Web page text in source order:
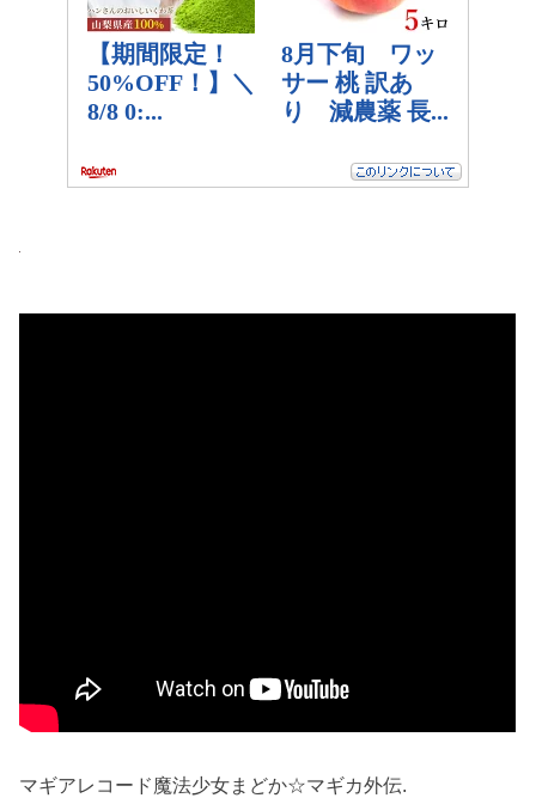
マギアレコード魔法少女まどか☆マギカ外伝.